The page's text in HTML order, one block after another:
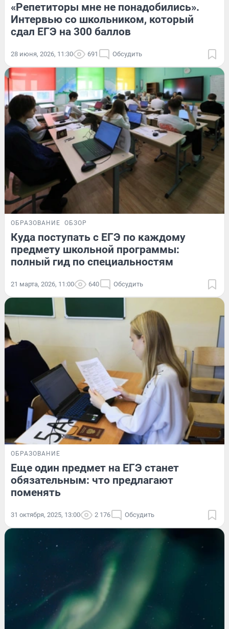
«Репетиторы мне не понадобились».
Интервью со школьником, который
сдал ЕГЭ на 300 баллов
28 июня, 2026, 11:30 691 Обсудить
ОБРАЗОВАНИЕ ОБЗОР
Куда поступать с ЕГЭ по каждому
предмету школьной программы:
полный гид по специальностям
21 марта, 2026, 11:00 640 Обсудить
ОБРАЗОВАНИЕ
Еще один предмет на ЕГЭ станет
обязательным: что предлагают
поменять
31 октября, 2025, 13:00 2 176 Обсудить